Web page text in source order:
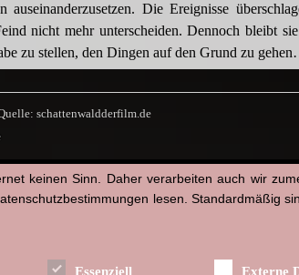
auseinanderzusetzen. Die Ereignisse
nicht mehr unterscheiden. Dennoch bleibt
zu stellen, den Dingen auf den Grund zu
schattenwaldderfilm.de
WhatsApp
Facebook
X Tumblr
Pinterest
Teilen
keinen Sinn. Daher verarbeiten auch wir
lesen. Standardmäßig
Essenziell Externe